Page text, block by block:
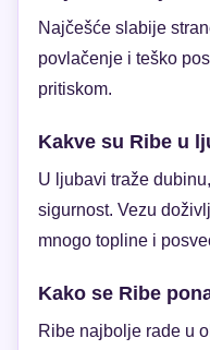
Najčešće slabije
povlačenje i teško
pritiskom.
Kakve su Ribe u
U ljubavi traže
sigurnost. Vezu
mnogo topline i
Kako se Ribe
Ribe najbolje rade u